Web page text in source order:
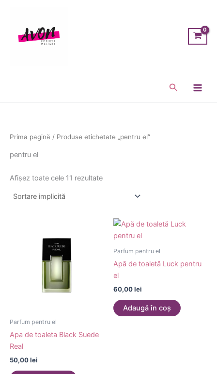
Search
Prima pagină / Produse etichetate „pentru el”
pentru el
Afișez toate cele 11 rezultate
Parfum pentru el
Apa de toaleta Black Suede
Real
50,00lei
Parfum pentru el
Apă de toaletă Luck pentru
el
60,00lei
Adaugă în coș